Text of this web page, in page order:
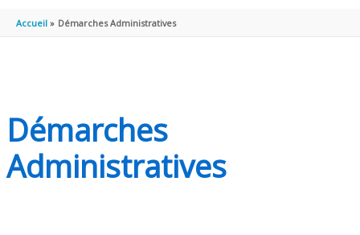
PRINCIPAL
Accueil Démarches Administratives
Démarches
Administratives